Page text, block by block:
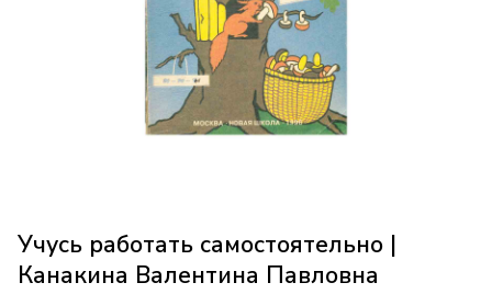
Учусь работать самостоятельно |
Канакина Валентина Павловна